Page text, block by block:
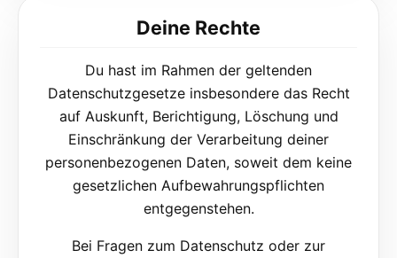
Deine Rechte
Du hast im Rahmen der geltenden
Datenschutzgesetze insbesondere das Recht
auf Auskunft, Berichtigung, Löschung und
Einschränkung der Verarbeitung deiner
personenbezogenen Daten, soweit dem keine
gesetzlichen Aufbewahrungspflichten
entgegenstehen.
Bei Fragen zum Datenschutz oder zur